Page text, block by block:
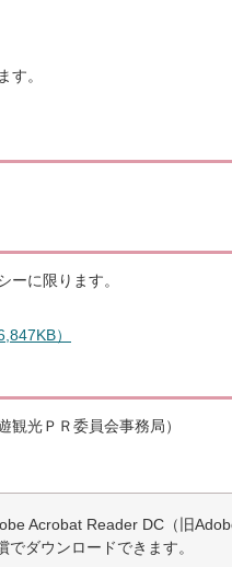
す。
ーに限ります。
）
観光ＰＲ委員会事務局）
Acrobat Reader DC（旧
ダウンロードできます。